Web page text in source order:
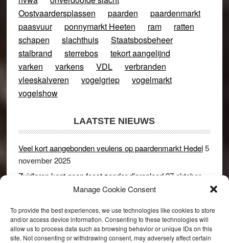
Manage Cookie Consent
To provide the best experiences, we use technologies like cookies to store
and/or access device information. Consenting to these technologies will
allow us to process data such as browsing behavior or unique IDs on this
site. Not consenting or withdrawing consent, may adversely affect certain
Oostvaardersplassen
paarden
paardenmarkt
paasvuur
ponnymarkt Heeten ram
ratten
schapen
slachthuis
Staatsbosbeheer
stalbrand
sterrebos
tekort aangelijnd
varken
varkens VDL
verbranden
vleeskalveren
vogelgriep
vogelmarkt
vogelshow
LAATSTE NIEUWS
Veel kort aangebonden veulens op paardenmarkt Hedel5
november 2025
Zuidlaren kent geen feest zonder dierenleed27 oktober
Rijswijk (Gld) 2 december 2024
Dikbillen sieren de troon op schaamteloos Leste Merte in